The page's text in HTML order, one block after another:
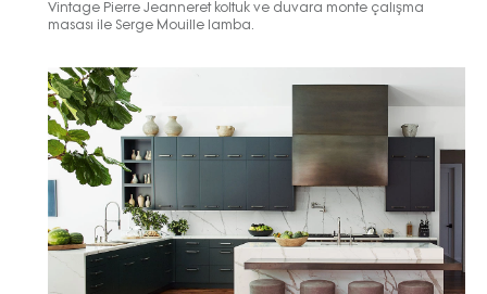
Vintage Pierre Jeanneret koltuk ve duvara monte çalışma
masası ile Serge Mouille lamba.